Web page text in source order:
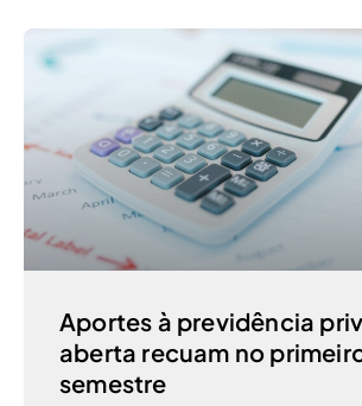
Aportes à previdência
aberta recuam no
semestre